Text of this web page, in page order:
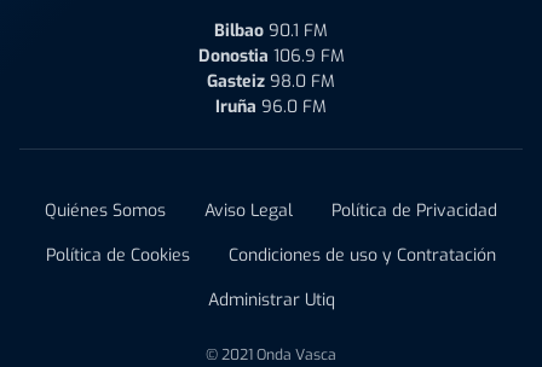
Bilbao 90.1 FM
Donostia 106.9 FM
Gasteiz 98.0 FM
Iruña 96.0 FM
Quiénes Somos Aviso Legal
Política de Privacidad
Política de Cookies
Condiciones de uso y Contratación
Administrar Utiq
© 2021 Onda Vasca